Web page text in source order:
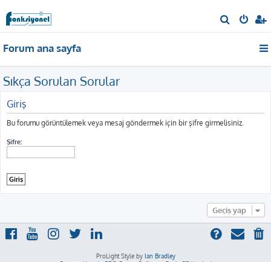
r
Forum ana sayfa
Sıkça Sorulan Sorular
Giriş
Bu forumu görüntülemek veya mesaj göndermek için bir şifre girmelisiniz.
Şifre:
Geçiş yap
ProLight Style by Ian Bradley